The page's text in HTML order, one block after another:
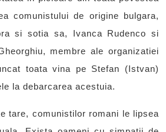
comunistului de origine bulgara,
si sotia sa, Ivanca Rudenco si
membre ale organizatiei
toata vina pe Stefan (Istvan)
la debarcarea acestuia.
tare, comunistilor romani le lipsea